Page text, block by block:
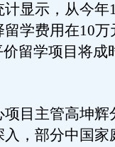
显示，从今年
学费用在10
留学项目将成
目主管高坤辉
，部分中国家